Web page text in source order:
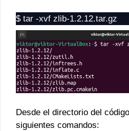
$ tar -xvf zlib-1.2.12.tar.gz
Desde el directorio del
siguientes comandos: